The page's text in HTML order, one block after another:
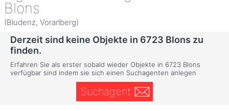
Blons
(Bludenz, Vorarlberg)
Derzeit sind keine Objekte in 6723 Blons zu
finden.
Erfahren Sie als erster sobald wieder Objekte in 6723 Blons
verfügbar sind indem sie sich einen Suchagenten anlegen
Suchagent